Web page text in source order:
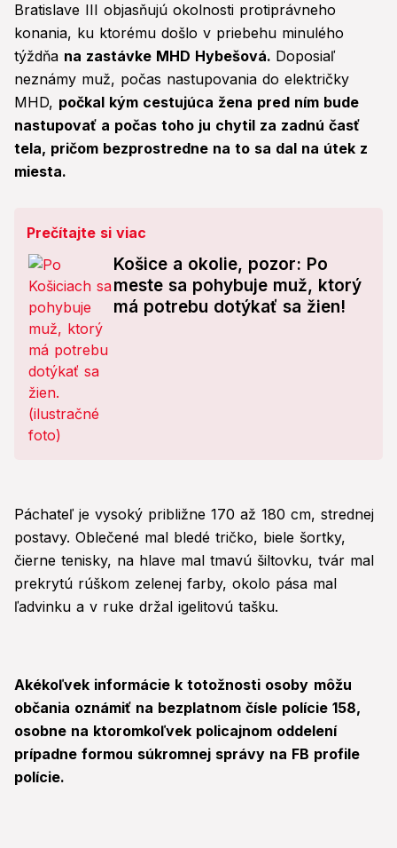
Bratislave III objasňujú okolnosti protiprávneho
konania, ku ktorému došlo v priebehu minulého
týždňa na zastávke MHD Hybešová. Doposiaľ
neznámy muž, počas nastupovania do električky
MHD, počkal kým cestujúca žena pred ním bude
nastupovať a počas toho ju chytil za zadnú časť
tela, pričom bezprostredne na to sa dal na útek z
miesta.
Prečítajte si viac
Košice a okolie, pozor: Po
meste sa pohybuje muž, ktorý
má potrebu dotýkať sa žien!
Páchateľ je vysoký približne 170 až 180 cm, strednej
postavy. Oblečené mal bledé tričko, biele šortky,
čierne tenisky, na hlave mal tmavú šiltovku, tvár mal
prekrytú rúškom zelenej farby, okolo pása mal
ľadvinku a v ruke držal igelitovú tašku.
Akékoľvek informácie k totožnosti osoby môžu
občania oznámiť na bezplatnom čísle polície 158,
osobne na ktoromkoľvek policajnom oddelení
prípadne formou súkromnej správy na FB profile
polície.